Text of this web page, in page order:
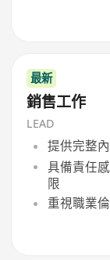
最新
銷售工作
LEAD
提供完整
具備責任
限
重視職業